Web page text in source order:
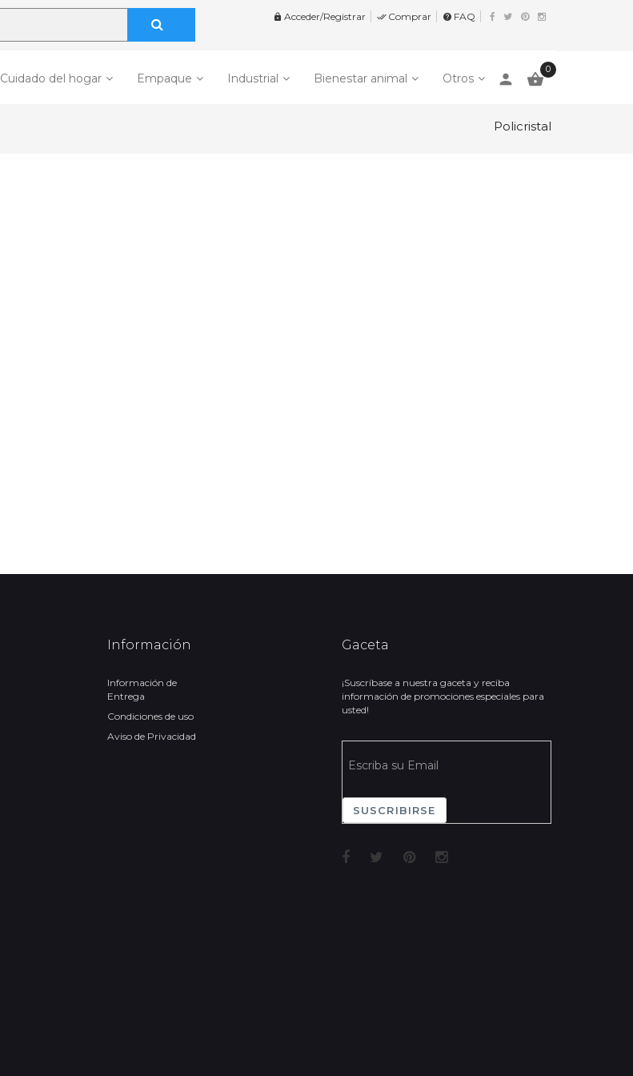
 Acceder/Registrar  Comprar help FAQ
Cuidado del hogar Empaque Industrial Bienestar animal Otros person 
0
Policristal
Información
Información de
Entrega
Condiciones de uso
Aviso de Privacidad
Gaceta
¡Suscríbase a nuestra gaceta y reciba
información de promociones especiales para
usted!
SUSCRIBIRSE